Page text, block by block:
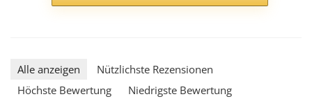
Alle anzeigen
Nützlichste Rezensionen
Höchste Bewertung
Niedrigste Bewertung